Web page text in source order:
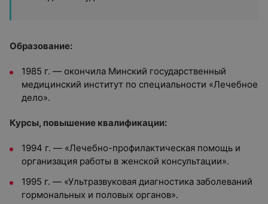
Образование:
1985 г. — окончила Минский государственный
медицинский институт по специальности «Лечебное
дело».
Курсы, повышение квалификации:
1994 г. — «Лечебно-профилактическая помощь и
организация работы в женской консультации».
1995 г. — «Ультразвуковая диагностика заболеваний
гормональных и половых органов».